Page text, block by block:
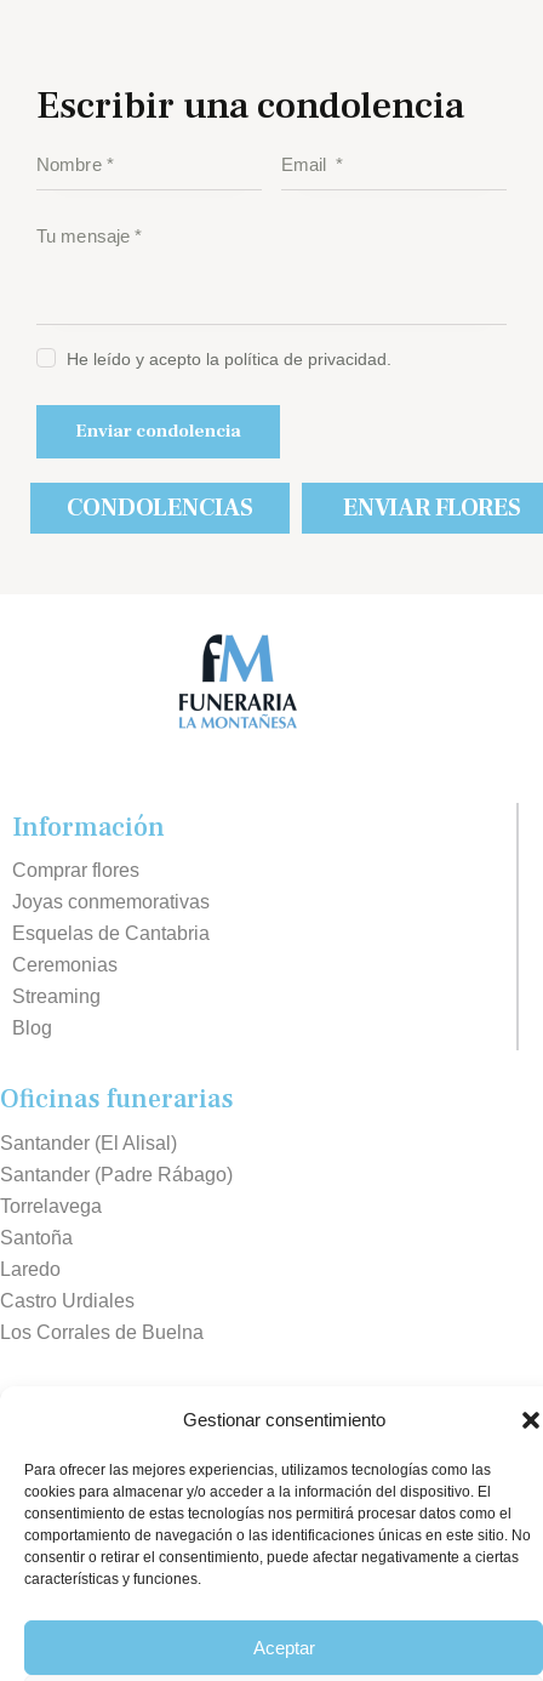
Gestionar consentimiento
Para ofrecer las mejores experiencias, utilizamos tecnologías como las
cookies para almacenar y/o acceder a la información del dispositivo. El
consentimiento de estas tecnologías nos permitirá procesar datos como el
comportamiento de navegación o las identificaciones únicas en este sitio. No
consentir o retirar el consentimiento, puede afectar negativamente a ciertas
características y funciones.
Aceptar
Escribir una condolencia
He leído y acepto la política de privacidad.
CONDOLENCIAS ENVIAR FLORES
Información
Comprar flores
Joyas conmemorativas
Esquelas de Cantabria
Ceremonias
Streaming
Blog
Oficinas funerarias
Santander (El Alisal)
Santander (Padre Rábago)
Torrelavega
Santoña
Laredo
Castro Urdiales
Los Corrales de Buelna
Sierrallana
Real Valle de Cayón
Laredo
Puente Viesgo